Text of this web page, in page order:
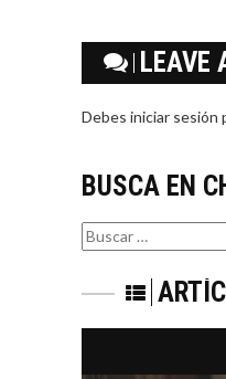
LEAVE
Debes iniciar sesión
BUSCA EN
Buscar
por:
El
LA